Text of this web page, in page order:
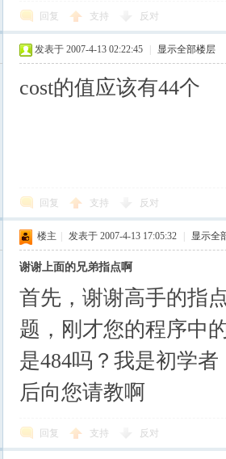
回复 支持 反对
发表于 2007-4-13 02:22:45 显示全部楼层
cost的值应该有44个
回复 支持 反对
楼主 发表于 2007-4-13 17:05:32 显示全
谢谢上面的兄弟指点啊
首先，谢谢高手的指
题，刚才您的程序中
是484吗？我是初学
后向您请教啊
回复 支持 反对